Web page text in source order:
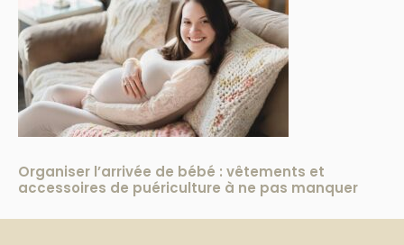
Organiser l’arrivée de bébé : vêtements et
accessoires de puériculture à ne pas manquer